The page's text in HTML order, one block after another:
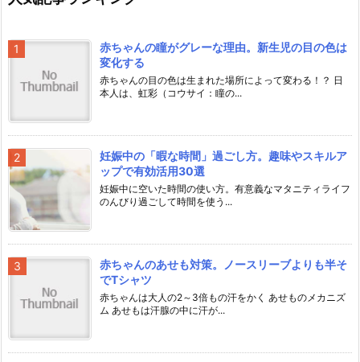
赤ちゃんの瞳がグレーな理由。新生児の目の色は
変化する
赤ちゃんの目の色は生まれた場所によって変わる！？ 日
本人は、虹彩（コウサイ：瞳の...
妊娠中の「暇な時間」過ごし方。趣味やスキルア
ップで有効活用30選
妊娠中に空いた時間の使い方。有意義なマタニティライフ
のんびり過ごして時間を使う...
赤ちゃんのあせも対策。ノースリーブよりも半そ
でTシャツ
赤ちゃんは大人の2～3倍もの汗をかく あせものメカニズ
ム あせもは汗腺の中に汗が...